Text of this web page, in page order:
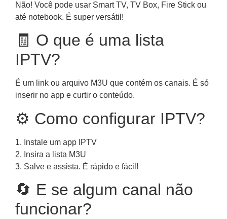
Não! Você pode usar Smart TV, TV Box, Fire Stick ou
até notebook. É super versátil!
🧾 O que é uma lista
IPTV?
É um link ou arquivo M3U que contém os canais. É só
inserir no app e curtir o conteúdo.
⚙️ Como configurar IPTV?
1. Instale um app IPTV
2. Insira a lista M3U
3. Salve e assista. É rápido e fácil!
🔄 E se algum canal não
funcionar?